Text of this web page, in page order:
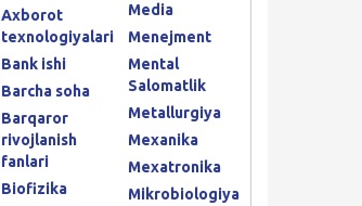
Axborot
texnologiyalari
Bank ishi
Barcha soha
Barqaror
rivojlanish
fanlari
Biofizika
Media
Menejment
Mental
Salomatlik
Metallurgiya
Mexanika
Mexatronika
Mikrobiologiya